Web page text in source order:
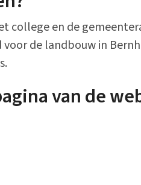
college en de
de landbouw in
van de